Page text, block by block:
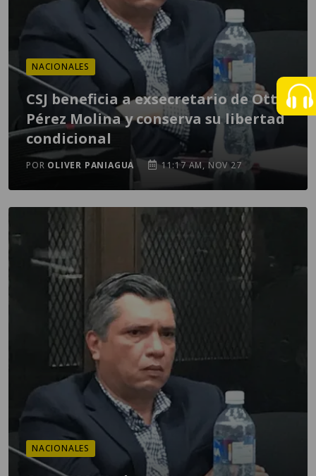
NACIONALES
CSJ beneficia a exsecretario de Otto
Pérez Molina y conserva su libertad
condicional
POR OLIVER PANIAGUA 11:17 AM, NOV 27
NACIONALES